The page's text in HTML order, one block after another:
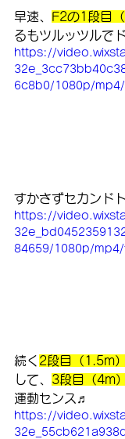
早速、 F2の1段目
るもツルッツルで
https://
6c8b0/1080p/
すかさずセカンド
https://
84659/1080p/
続く 2段目（1.5m）
して、 3段目（4m）
運動センス♬
https://